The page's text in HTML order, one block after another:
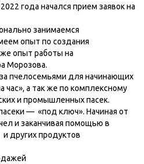
начался прием заявок на
занимаемся
опыт по создания
опыт работы на
Морозова.
пчелосемьями для начинающих
а так же по комплексному
и промышленных пасек.
— «под ключ». Начиная от
и заканчивая помощью в
других продуктов